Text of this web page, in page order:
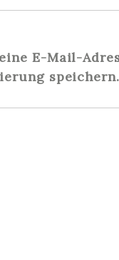
E-Mail-
speichern.